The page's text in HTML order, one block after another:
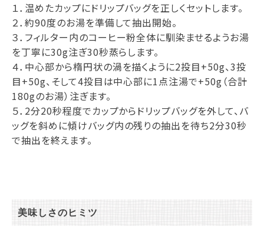
１．温めたカップにドリップバッグを正しくセットします。
２．約90度のお湯を準備して抽出開始。
３．フィルター内のコーヒー粉全体に馴染ませるようお湯
を丁寧に30g注ぎ30秒蒸らします。
４．中心部から楕円状の渦を描くように2投目+50g、3投
目+50g、そして4投目は中心部に1点注湯で+50g（合計
180gのお湯）注ぎます。
５．2分20秒程度でカップからドリップバッグを外して、バ
ッグを斜めに傾けバッグ内の残りの抽出を待ち2分30秒
で抽出を終えます。
美味しさのヒミツ